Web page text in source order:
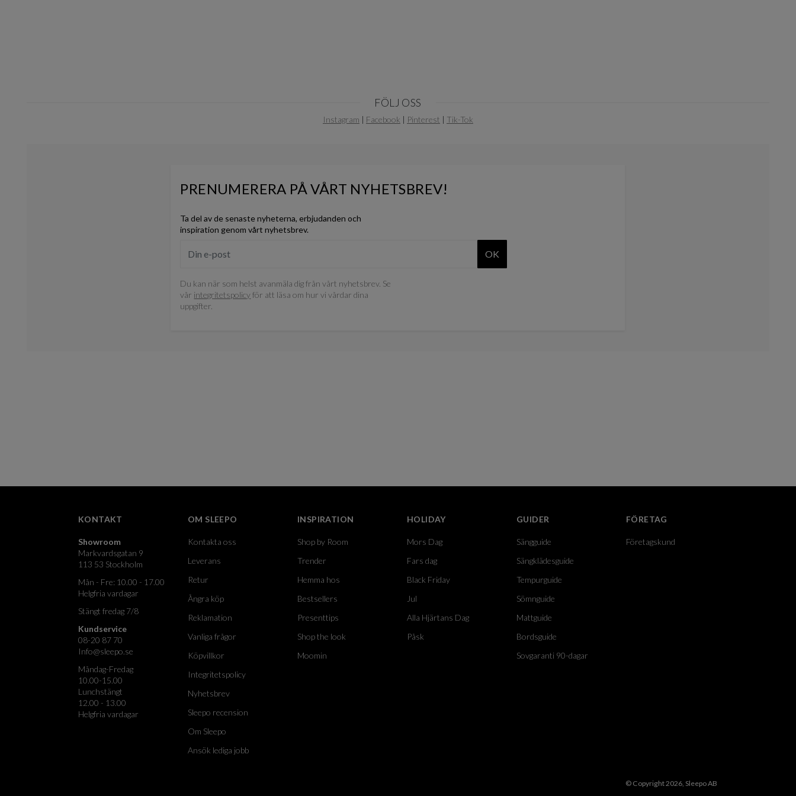
FÖLJ OSS
Instagram | Facebook | Pinterest | Tik-Tok
PRENUMERERA PÅ VÅRT NYHETSBREV!
Ta del av de senaste nyheterna, erbjudanden och
inspiration genom vårt nyhetsbrev.
OK
Du kan när som helst avanmäla dig från vårt nyhetsbrev. Se
vår integritetspolicyför att läsa om hur vi vårdar dina
uppgifter.
KONTAKT
Showroom
Markvardsgatan 9
113 53 Stockholm
Mån - Fre: 10.00 - 17.00
Helgfria vardagar
Stängt fredag 7/8
Kundservice
08-20 87 70
Info@sleepo.se
Måndag-Fredag
10.00-15.00
Lunchstängt
12.00 - 13.00
Helgfria vardagar
OM SLEEPO
Kontakta oss
Leverans
Retur
Ångra köp
Reklamation
Vanliga frågor
Köpvillkor
Integritetspolicy
Nyhetsbrev
Sleepo recension
Om Sleepo
Ansök lediga jobb
INSPIRATION
Shop by Room
Trender
Hemma hos
Bestsellers
Presenttips
Shop the look
Moomin
HOLIDAY
Mors Dag
Fars dag
Black Friday
Jul
Alla Hjärtans Dag
Påsk
GUIDER
Sängguide
Sängklädesguide
Tempurguide
Sömnguide
Mattguide
Bordsguide
Sovgaranti 90-dagar
FÖRETAG
Företagskund
© Copyright 2026, Sleepo AB